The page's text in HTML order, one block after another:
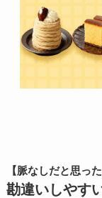
【脈なしだと思っ
勘違いしやす